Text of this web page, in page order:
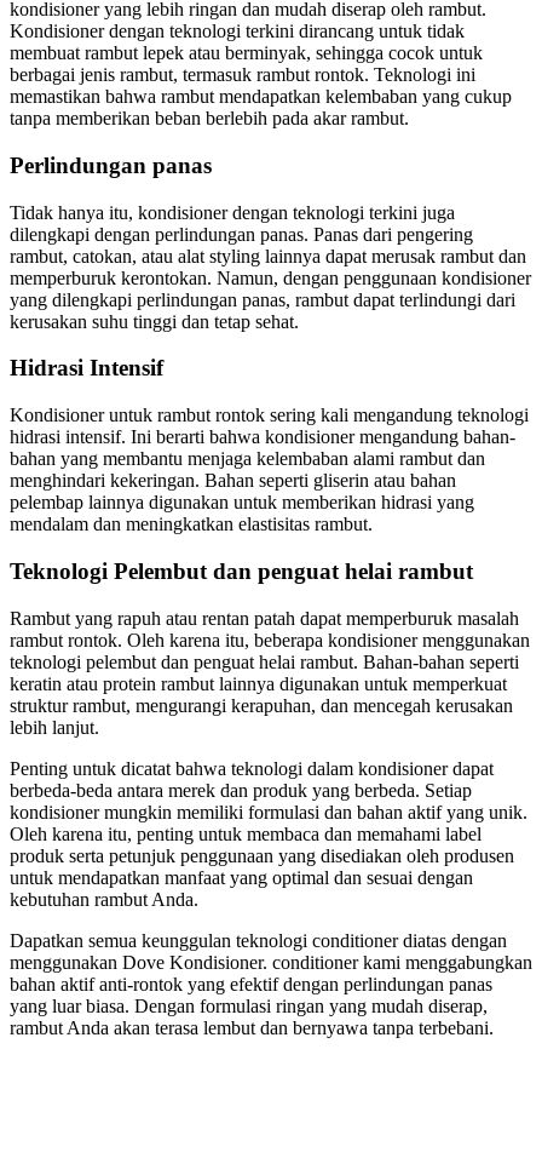
kondisioner yang lebih ringan dan mudah diserap oleh rambut.
Kondisioner dengan teknologi terkini dirancang untuk tidak
membuat rambut lepek atau berminyak, sehingga cocok untuk
berbagai jenis rambut, termasuk rambut rontok. Teknologi ini
memastikan bahwa rambut mendapatkan kelembaban yang cukup
tanpa memberikan beban berlebih pada akar rambut.
Perlindungan panas
Tidak hanya itu, kondisioner dengan teknologi terkini juga
dilengkapi dengan perlindungan panas. Panas dari pengering
rambut, catokan, atau alat styling lainnya dapat merusak rambut dan
memperburuk kerontokan. Namun, dengan penggunaan kondisioner
yang dilengkapi perlindungan panas, rambut dapat terlindungi dari
kerusakan suhu tinggi dan tetap sehat.
Hidrasi Intensif
Kondisioner untuk rambut rontok sering kali mengandung teknologi
hidrasi intensif. Ini berarti bahwa kondisioner mengandung bahan-
bahan yang membantu menjaga kelembaban alami rambut dan
menghindari kekeringan. Bahan seperti gliserin atau bahan
pelembap lainnya digunakan untuk memberikan hidrasi yang
mendalam dan meningkatkan elastisitas rambut.
Teknologi Pelembut dan penguat helai rambut
Rambut yang rapuh atau rentan patah dapat memperburuk masalah
rambut rontok. Oleh karena itu, beberapa kondisioner menggunakan
teknologi pelembut dan penguat helai rambut. Bahan-bahan seperti
keratin atau protein rambut lainnya digunakan untuk memperkuat
struktur rambut, mengurangi kerapuhan, dan mencegah kerusakan
lebih lanjut.
Penting untuk dicatat bahwa teknologi dalam kondisioner dapat
berbeda-beda antara merek dan produk yang berbeda. Setiap
kondisioner mungkin memiliki formulasi dan bahan aktif yang unik.
Oleh karena itu, penting untuk membaca dan memahami label
produk serta petunjuk penggunaan yang disediakan oleh produsen
untuk mendapatkan manfaat yang optimal dan sesuai dengan
kebutuhan rambut Anda.
Dapatkan semua keunggulan teknologi conditioner diatas dengan
menggunakan Dove Kondisioner. conditioner kami menggabungkan
bahan aktif anti-rontok yang efektif dengan perlindungan panas
yang luar biasa. Dengan formulasi ringan yang mudah diserap,
rambut Anda akan terasa lembut dan bernyawa tanpa terbebani.